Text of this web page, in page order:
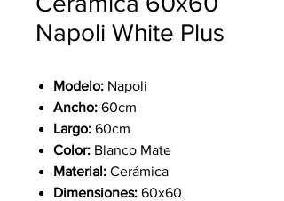
Napoli White Plus
Modelo: Napoli
Ancho: 60cm
Largo: 60cm
Color: Blanco Mate
Material: Cerámica
Dimensiones: 60x60